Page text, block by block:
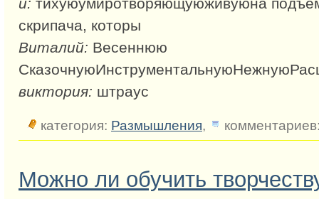
скрипача, которы
Виталий: Весеннюю
виктория: штраус
категория: Размышления,
Можно ли обучить